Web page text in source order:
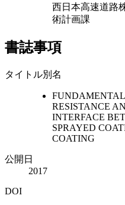
西日本高速道路
術計画課
書誌事項
タイトル別名
RESISTANCE
INTERFACE
SPRAYED
COATING
公開日
2017
DOI